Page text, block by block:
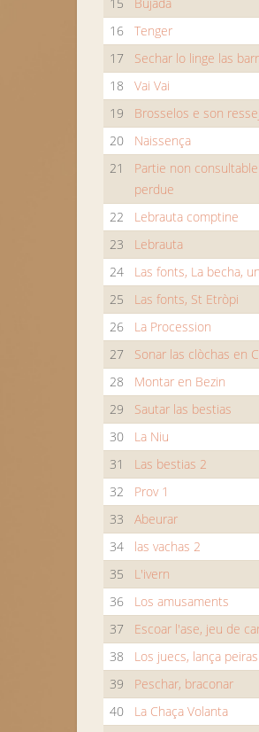
16
Tenger
17
Sechar lo linge las
18
Vai Vai
19
Brosselos e son
20
Naissença
21
Partie non
perdue
22 Lebrauta comptine
23
Lebrauta
24
Las fonts, La becha,
25
Las fonts, St Etròpi
26
La Procession
27
Sonar las clòchas en
28
Montar en Bezin
29
Sautar las bestias
30
La Niu
31
Las bestias 2
32
Prov 1
33
Abeurar
34
las vachas 2
35
L'ivern
36
Los amusaments
37
Escoar l'ase, jeu de
38
Los juecs, lança peiras
39
Peschar, braconar
40
La Chaça Volanta